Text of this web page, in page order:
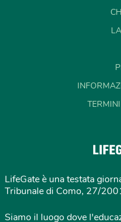
LifeGate è una testata
Tribunale di Como, 27/
Siamo il luogo dove